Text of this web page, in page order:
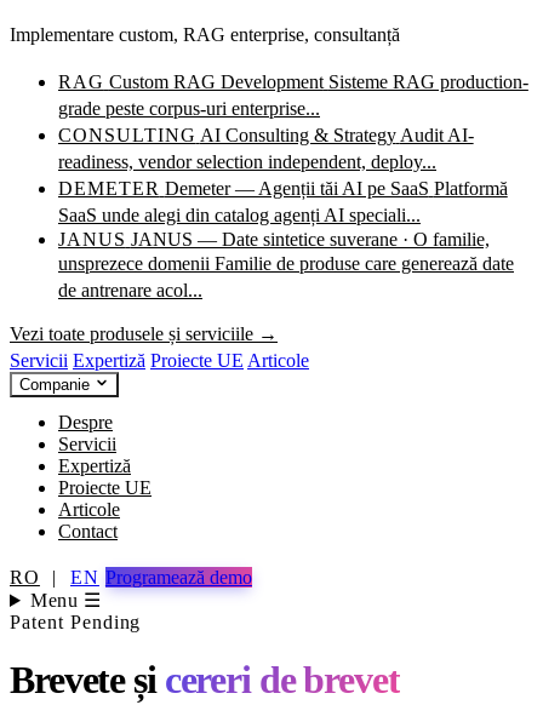
Implementare custom, RAG enterprise, consultanță
RAG Custom RAG Development Sisteme RAG production-
grade peste corpus-uri enterprise...
CONSULTING AI Consulting & Strategy Audit AI-
readiness, vendor selection independent, deploy...
DEMETER Demeter — Agenții tăi AI pe SaaS Platformă
SaaS unde alegi din catalog agenți AI speciali...
JANUS JANUS — Date sintetice suverane · O familie,
unsprezece domenii Familie de produse care generează date
de antrenare acol...
Vezi toate produsele și serviciile →
Servicii Expertiză Proiecte UE Articole
Companie
Despre
Servicii
Expertiză
Proiecte UE
Articole
Contact
RO | EN Programează demo
Menu ☰
Patent Pending
Brevete șicereri de brevet